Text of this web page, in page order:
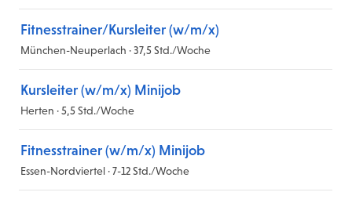
Fitnesstrainer/Kursleiter (w/m/x)
München-Neuperlach · 37,5 Std./Woche
Kursleiter (w/m/x) Minijob
Herten · 5,5 Std./Woche
Fitnesstrainer (w/m/x) Minijob
Essen-Nordviertel · 7-12 Std./Woche